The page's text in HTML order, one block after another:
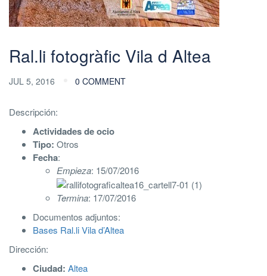
Ral.li fotogràfic Vila d Altea
JUL 5, 2016 0 COMMENT
Descripción:
Actividades de ocio
Tipo: Otros
Fecha:
Empieza: 15/07/2016
Termina: 17/07/2016
Documentos adjuntos:
Bases Ral.li Vila d’Altea
Dirección:
Ciudad: Altea